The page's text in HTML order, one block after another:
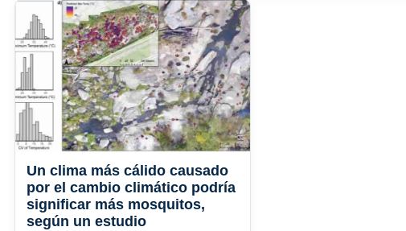
Un clima más cálido causado
por el cambio climático podría
significar más mosquitos,
según un estudio